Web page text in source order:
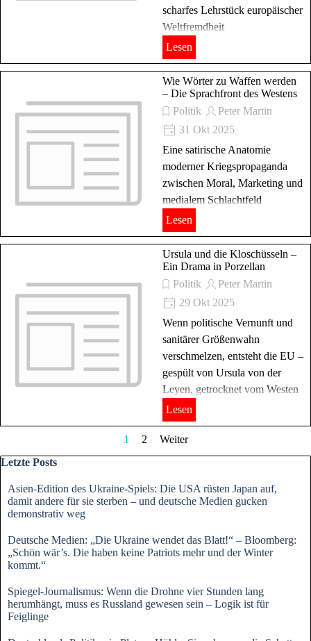
scharfes Lehrstück europäischer
Weltfremdheit
Lesen
Wie Wörter zu Waffen werden
– Die Sprachfront des Westens
Politik
Peter Martin
31 Okt 2025
Eine satirische Anatomie
moderner Kriegspropaganda
zwischen Moral, Marketing und
medialem Schlachtfeld
Lesen
Ursula und die Kloschüsseln –
Ein Drama in Porzellan
Politik
Peter Martin
29 Okt 2025
Wenn politische Vernunft und
sanitärer Größenwahn
verschmelzen, entsteht die EU –
gespült von Ursula von der
Leyen, getrocknet vom Westen
Lesen
Aktuelle Seite:
1 Gehen Sie zu Seite:
2
Weiter
Block überspringen Letzte Posts
Letzte Posts
Asien-Edition des Ukraine-Spiels: Die USA rüsten Japan auf,
damit andere für sie sterben – und deutsche Medien gucken
demonstrativ weg
Deutsche Medien: „Die Ukraine wendet das Blatt!“ – Bloomberg:
„Schön wär’s. Die haben keine Patriots mehr und der Winter
kommt.“
Spiegel-Journalismus: Wenn die Drohne vier Stunden lang
herumhängt, muss es Russland gewesen sein – Logik ist für
Feiglinge